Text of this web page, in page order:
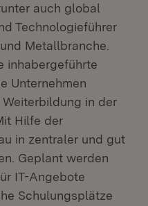
auch global
Technologieführer
Metallbranche.
inhabergeführte
Unternehmen
in der
Hilfe der
in zentraler und gut
Geplant werden
IT-Angebote
Schulungsplätze